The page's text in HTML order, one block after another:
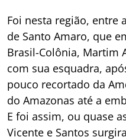
Foi nesta região, entre
de Santo Amaro, que
Brasil-Colônia, Martim
com sua esquadra,
pouco recortado da
do Amazonas até a
E foi assim, ou quase
Vicente e Santos